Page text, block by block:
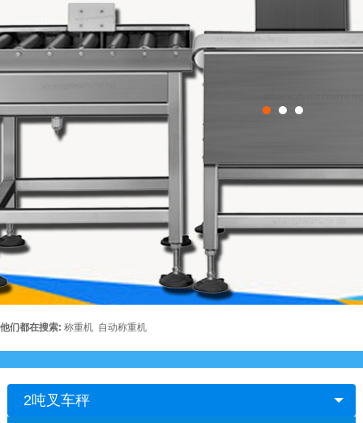
他们都在搜索: 称重机 自动称重机
2吨叉车秤